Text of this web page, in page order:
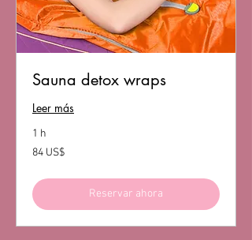
Sauna detox wraps
Leer más
1 h
84
dólares
84 US$
Reservar ahora